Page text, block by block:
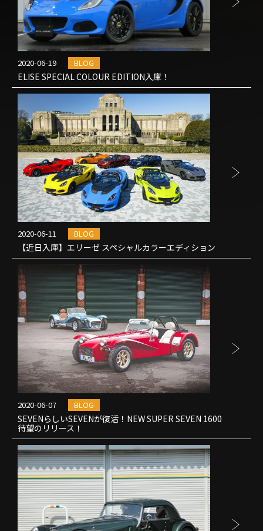
2020-06-19 BLOG
ELISE SPECIAL COLOUR EDITION入庫！
2020-06-11 BLOG
【近日入庫】エリーゼ スペシャルカラーエディション
2020-06-07 BLOG
SEVENらしいSEVENが復活！NEW SUPER SEVEN 1600
待望のリリース！